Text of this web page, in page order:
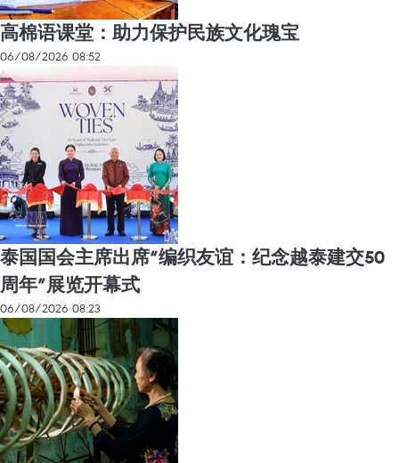
高棉语课堂：助力保护民族文化瑰宝
06/08/2026 08:52
泰国国会主席出席“编织友谊：纪念越泰建交50
周年”展览开幕式
06/08/2026 08:23